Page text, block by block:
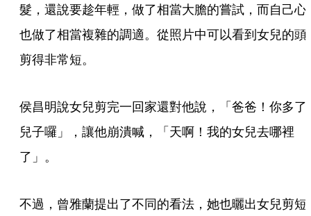
髮，還說要趁年輕，做了相當大膽的嘗試，而自己心
也做了相當複雜的調適。從照片中可以看到女兒的頭
剪得非常短。
侯昌明說女兒剪完一回家還對他說，「爸爸！你多了
兒子囉」，讓他崩潰喊，「天啊！我的女兒去哪裡
了」。
不過，曾雅蘭提出了不同的看法，她也曬出女兒剪短